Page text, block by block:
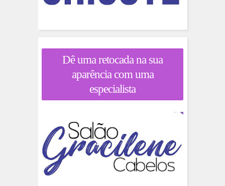
Dê uma retocada na sua
aparência com uma
especialista